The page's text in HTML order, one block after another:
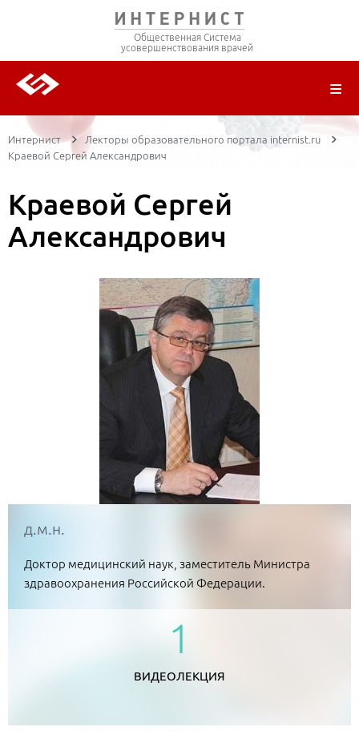
Общественная Система
усовершенствования врачей
ЦИКЛЫ ПЕРЕДАЧ
Интернист
Лекторы образовательного портала internist.ru
Краевой Сергей Александрович
Краевой Сергей
Александрович
д.м.н.
Доктор медицинский наук, заместитель Министра
здравоохранения Российской Федерации.
1
ВИДЕОЛЕКЦИЯ